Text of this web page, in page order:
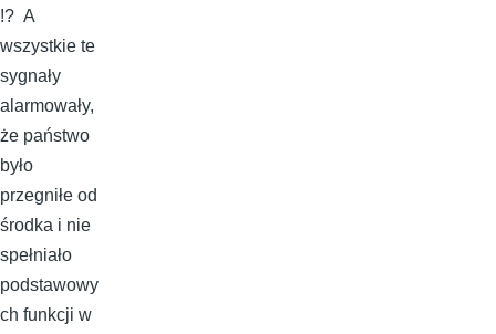
!? A
wszystkie te
sygnały
alarmowały,
że państwo
było
przegniłe od
środka i nie
spełniało
podstawowy
ch funkcji w